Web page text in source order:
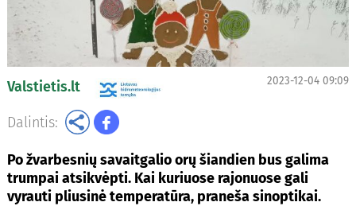
Valstietis.lt 2023-12-04 09:09
Dalintis:
Po žvarbesnių savaitgalio orų šiandien bus galima
trumpai atsikvėpti. Kai kuriuose rajonuose gali
vyrauti pliusinė temperatūra, praneša sinoptikai.